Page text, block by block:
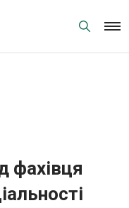
фахівця